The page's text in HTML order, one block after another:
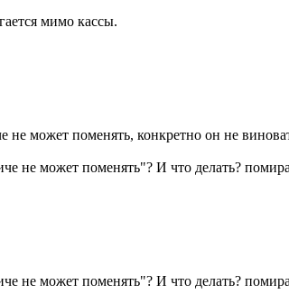
мимо кассы.
может поменять, конкретно он не
не может поменять"? И что делать?
не может поменять"? И что делать?